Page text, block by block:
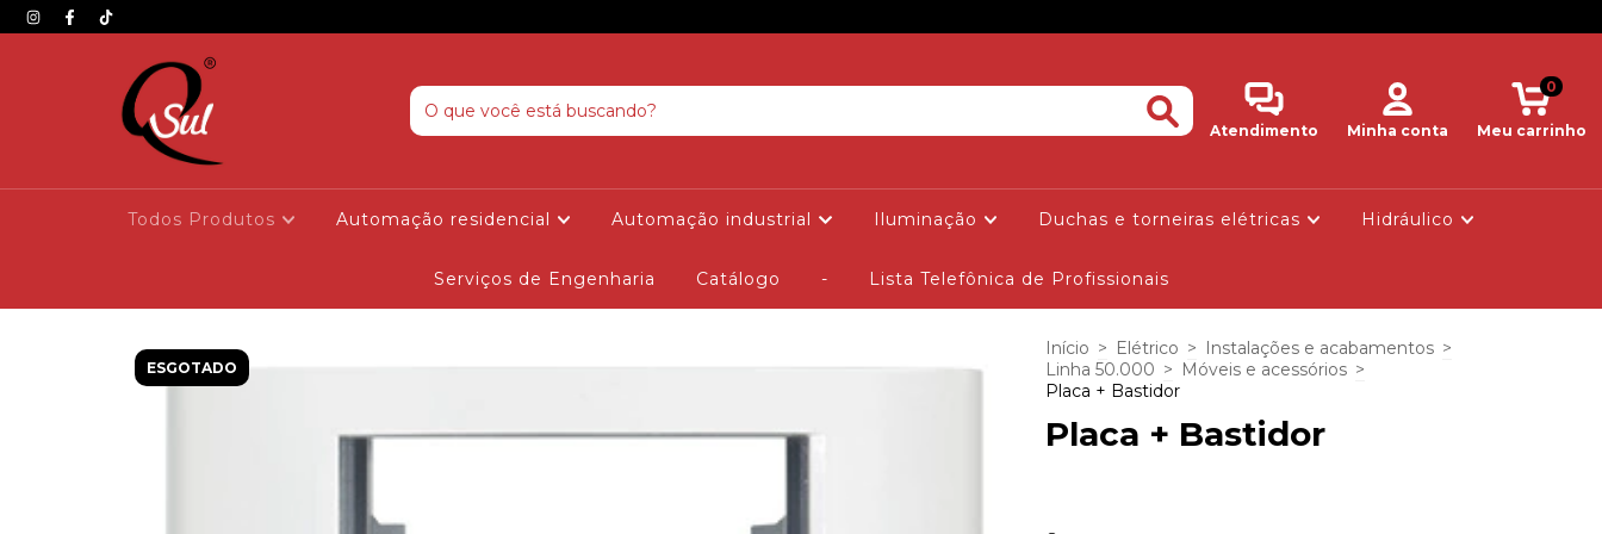
Atendimento Minha conta Meu carrinho
0
Todos Produtos Automação residencial Automação industrial Iluminação Duchas e torneiras elétricas Hidráulico
Serviços de Engenharia Catálogo - Lista Telefônica de Profissionais
ESGOTADO
Início > Elétrico > Instalações e acabamentos >
Linha 50.000 > Móveis e acessórios >
Placa + Bastidor
Placa + Bastidor